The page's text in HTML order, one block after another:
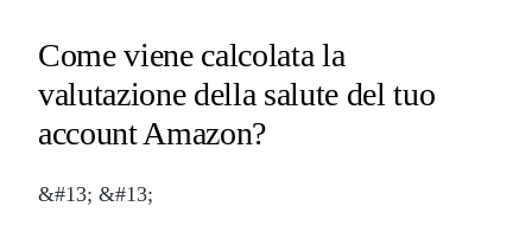
Come viene calcolata la
valutazione della salute del tuo
account Amazon?
&#13; &#13;